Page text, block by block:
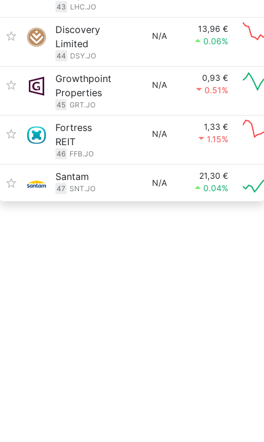
43 LHC.JO
Discovery
Limited
44 DSY.JO
N/A
13,96 €
0.06%
Growthpoint
Properties
45 GRT.JO
N/A
0,93 €
0.51%
Fortress
REIT
46 FFB.JO
N/A
1,33 €
1.15%
Santam
47 SNT.JO
N/A
21,30 €
0.04%